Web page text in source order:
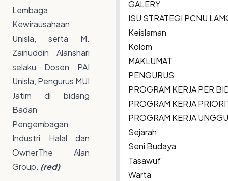
Lembaga
Kewirausahaan
Unisla, serta M.
Zainuddin Alanshari
selaku Dosen PAI
Unisla, Pengurus MUI
Jatim di bidang
Badan
Pengembagan
Industri Halal dan
OwnerThe Alan
Group. (red)
GALERY
ISU STRATEGI PCNU
Keislaman
Kolom
MAKLUMAT
PENGURUS
PROGRAM KERJA PER
PROGRAM KERJA
PROGRAM KERJA
Sejarah
Seni Budaya
Tasawuf
Warta